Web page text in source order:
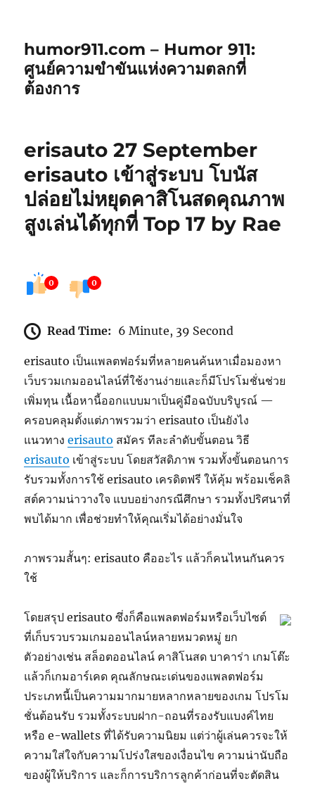
humor911.com – Humor 911:
ศูนย์ความขำขันแห่งความตลกที่
ต้องการ
erisauto 27 September
erisauto เข้าสู่ระบบ โบนัส
ปล่อยไม่หยุดคาสิโนสดคุณภาพ
สูงเล่นได้ทุกที่ Top 17 by Rae
0 0
Read Time: 6 Minute, 39 Second
erisauto เป็นแพลตฟอร์มที่หลายคนค้นหาเมื่อมองหา
เว็บรวมเกมออนไลน์ที่ใช้งานง่ายและก็มีโปรโมชั่นช่วย
เพิ่มทุน เนื้อหานี้ออกแบบมาเป็นคู่มือฉบับบริบูรณ์ —
ครอบคลุมตั้งแต่ภาพรวมว่า erisauto เป็นยังไง
แนวทางerisauto สมัคร ทีละลำดับขั้นตอน วิธี
erisauto เข้าสู่ระบบ โดยสวัสดิภาพ รวมทั้งขั้นตอนการ
รับรวมทั้งการใช้ erisauto เครดิตฟรี ให้คุ้ม พร้อมเช็คลิ
สต์ความน่าวางใจ แบบอย่างกรณีศึกษา รวมทั้งปริศนาที่
พบได้มาก เพื่อช่วยทำให้คุณเริ่มได้อย่างมั่นใจ
ภาพรวมสั้นๆ: erisauto คืออะไร แล้วก็คนไหนกันควร
ใช้
โดยสรุป erisauto ซึ่งก็คือแพลตฟอร์มหรือเว็บไซต์
ที่เก็บรวบรวมเกมออนไลน์หลายหมวดหมู่ ยก
ตัวอย่างเช่น สล็อตออนไลน์ คาสิโนสด บาคาร่า เกมโต๊ะ
แล้วก็เกมอาร์เคด คุณลักษณะเด่นของแพลตฟอร์ม
ประเภทนี้เป็นความมากมายหลากหลายของเกม โปรโม
ชั่นต้อนรับ รวมทั้งระบบฝาก-ถอนที่รองรับแบงค์ไทย
หรือ e-wallets ที่ได้รับความนิยม แต่ว่าผู้เล่นควรจะให้
ความใส่ใจกับความโปร่งใสของเงื่อนไข ความน่านับถือ
ของผู้ให้บริการ และก็การบริการลูกค้าก่อนที่จะตัดสิน